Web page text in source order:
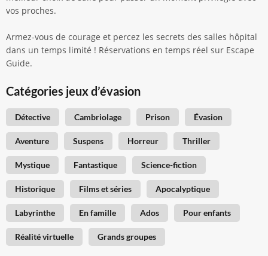
vos proches.
Armez-vous de courage et percez les secrets des salles hôpital
dans un temps limité ! Réservations en temps réel sur Escape
Guide.
Catégories jeux d’évasion
Détective Cambriolage Prison Évasion
Aventure Suspens Horreur Thriller
Mystique Fantastique Science-fiction
Historique Films et séries Apocalyptique
Labyrinthe En famille Ados Pour enfants
Réalité virtuelle Grands groupes